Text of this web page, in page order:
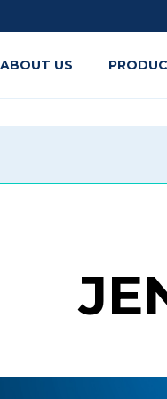
ABOUT US